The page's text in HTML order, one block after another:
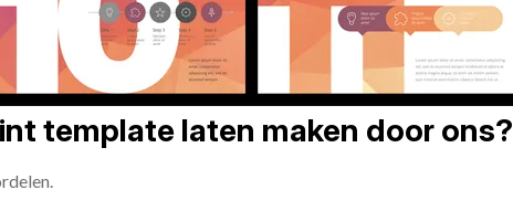
template laten maken door ons?